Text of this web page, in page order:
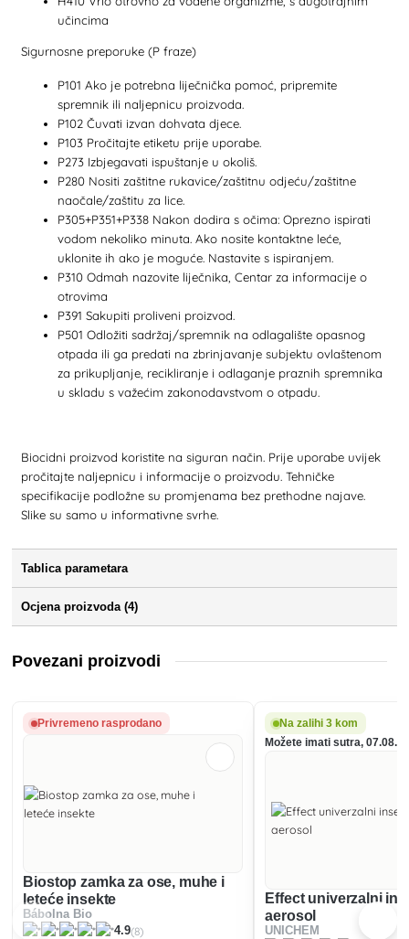
učincima
Sigurnosne preporuke (P fraze)
P101 Ako je potrebna liječnička pomoć, pripremite
spremnik ili naljepnicu proizvoda.
P102 Čuvati izvan dohvata djece.
P103 Pročitajte etiketu prije uporabe.
P273 Izbjegavati ispuštanje u okoliš.
P280 Nositi zaštitne rukavice/zaštitnu odjeću/zaštitne
naočale/zaštitu za lice.
P305+P351+P338 Nakon dodira s očima: Oprezno ispirati
vodom nekoliko minuta. Ako nosite kontaktne leće,
uklonite ih ako je moguće. Nastavite s ispiranjem.
P310 Odmah nazovite liječnika, Centar za informacije o
otrovima
P391 Sakupiti proliveni proizvod.
P501 Odložiti sadržaj/spremnik na odlagalište opasnog
otpada ili ga predati na zbrinjavanje subjektu ovlaštenom
za prikupljanje, recikliranje i odlaganje praznih spremnika
u skladu s važećim zakonodavstvom o otpadu.
Biocidni proizvod koristite na siguran način. Prije uporabe uvijek
pročitajte naljepnicu i informacije o proizvodu. Tehničke
specifikacije podložne su promjenama bez prethodne najave.
Slike su samo u informativne svrhe.
Tablica parametara
Ocjena proizvoda (4)
Povezani proizvodi
Privremeno rasprodano
Biostop zamka za ose, muhe i
leteće insekte
Bábolna Bio
4.9(8)
Na zalihi 3 kom
Možete imati sutra, 07.08.
Effect univerzalni
aerosol
UNICHEM